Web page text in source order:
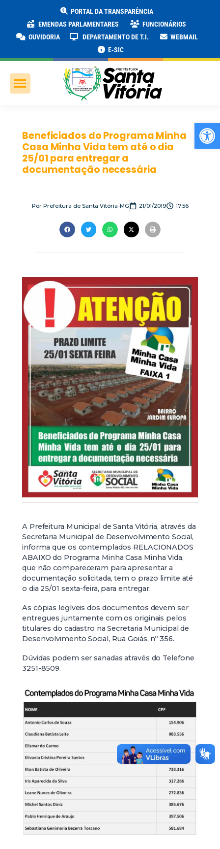
PORTAL DA TRANSPARÊNCIA
EMENDAS PARLAMENTARES
FUNCIONÁRIOS
OUVIDORIA
DEPARTAMENTO DE T.I.
WEBMAIL
E-SIC
Beneficiados do Programa Minha
Casa Minha Vida tem até o dia
25/01 para entregar a
documentação necessária
PorPrefeitura de Santa Vitória-MG 21/01/2019 17:56
A Prefeitura Municipal de Santa Vitória, através da
Secretaria Municipal de Desenvolvimento Social,
informa que os contemplados RELACIONADOS
ABAIXO do Programa Minha Casa Minha Vida,
que não compareceram para apresentar a
documentação solicitada, tem o prazo limite até
o dia 25/01 sexta-feira, para entregar.
As cópias legíveis dos documentos devem ser
entregues juntamente com os originais pelos
titulares do cadastro na Secretaria Municipal de
Desenvolvimento Social, Rua Goiás, nº 356.
Dúvidas podem ser sanadas através do Telefone
3251-8509.